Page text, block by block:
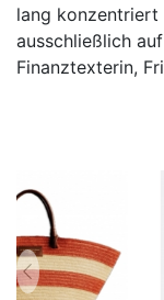
lang konzentriert
ausschließlich
Finanztexterin,
zurück